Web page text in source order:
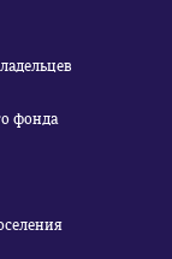
фонда